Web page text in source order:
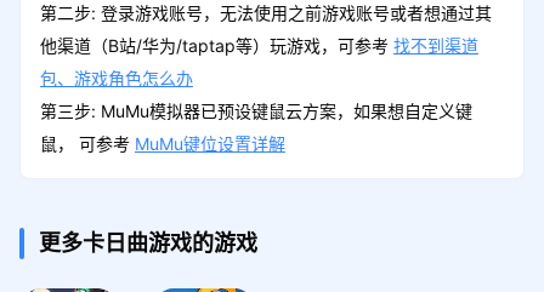
第二步: 登录游戏账号，无法使用之前游戏账号或者想通过其
他渠道（B站/华为/taptap等）玩游戏，可参考 找不到渠道
包、游戏角色怎么办
第三步: MuMu模拟器已预设键鼠云方案，如果想自定义键
鼠， 可参考 MuMu键位设置详解
更多卡日曲游戏的游戏